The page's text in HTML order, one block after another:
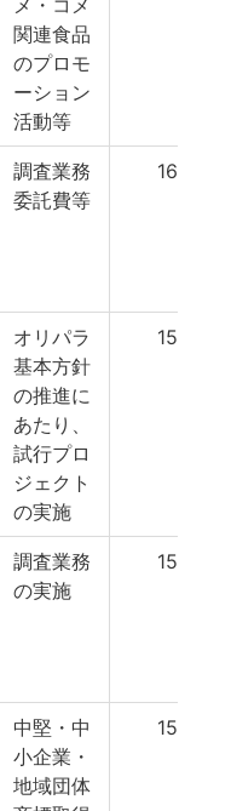
メ・コメ
関連食品
のプロモ
ーション
活動等
調査業務
委託費等
160
オリパラ
基本方針
の推進に
あたり、
試行プロ
ジェクト
の実施
154
調査業務
の実施
154
中堅・中
小企業・
地域団体
153